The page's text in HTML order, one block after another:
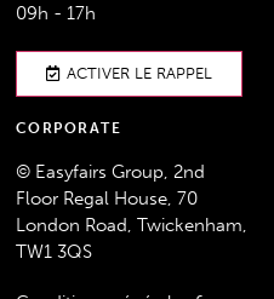
09h - 17h
ACTIVER LE RAPPEL
CORPORATE
© Easyfairs Group, 2nd
Floor Regal House, 70
London Road, Twickenham,
TW1 3QS